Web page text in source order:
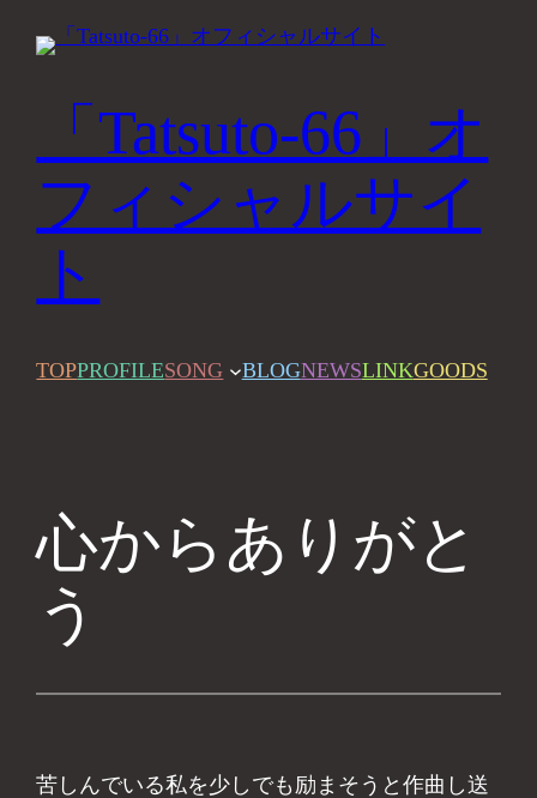
「Tatsuto-66」オ
フィシャルサイ
ト
TOPPROFILESONG BLOGNEWSLINKGOODS
心からありがと
う
苦しんでいる私を少しでも励まそうと作曲し送